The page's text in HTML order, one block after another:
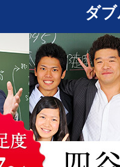
ダ